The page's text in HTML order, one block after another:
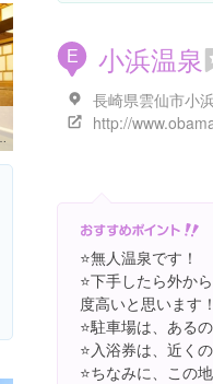
E 小浜温泉
長崎県雲仙市小
http://
⭐️無人温泉です！
⭐️下手したら外か
度高いと思います！
⭐️駐車場は、ある
⭐️入浴券は、近く
⭐️ちなみに、この